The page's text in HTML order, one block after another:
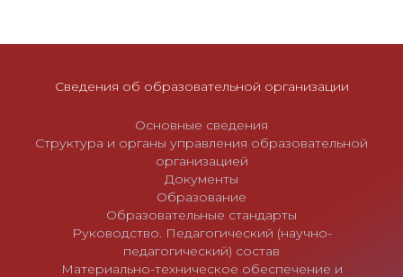
а
Сведения об образовательной организации
Основные сведения
Структура и органы управления образовательной
организацией
Документы
Образование
Образовательные стандарты
Руководство. Педагогический (научно-
педагогический) состав
Материально-техническое обеспечение и